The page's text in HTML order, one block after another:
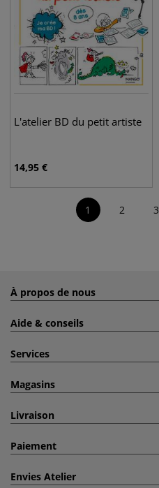
L'atelier BD du petit artiste
14,95 €
1 2 3
À propos de nous
Aide & conseils
Services
Magasins
Livraison
Paiement
Envies Atelier